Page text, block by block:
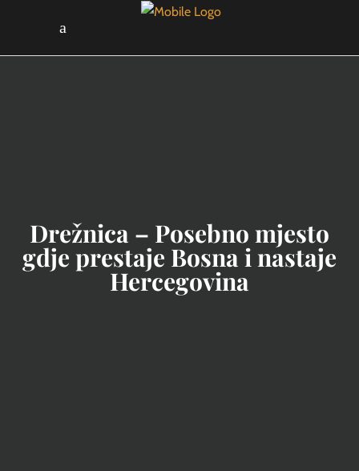
Drežnica – Posebno mjesto
gdje prestaje Bosna i nastaje
Hercegovina